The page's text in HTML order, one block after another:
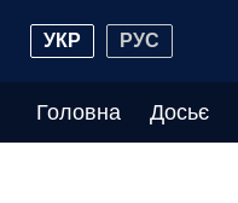
УКР РУС
Головна Досьє